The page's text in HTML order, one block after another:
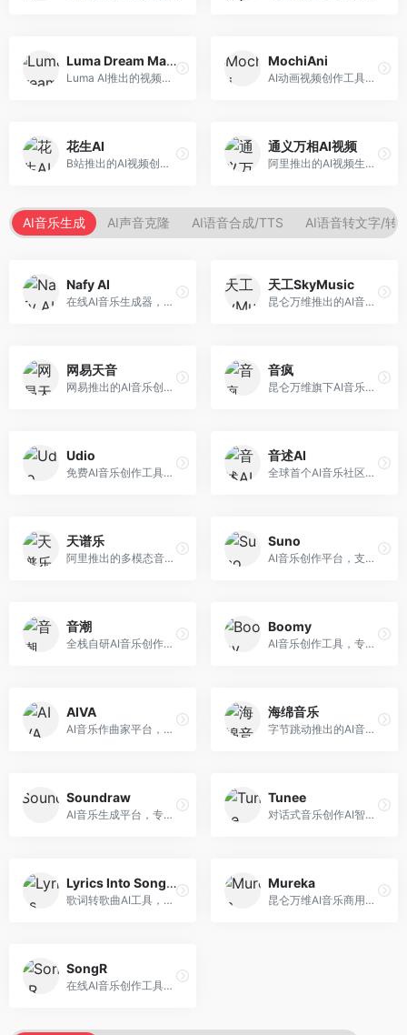
Luma Dream Machine
Luma AI推出的视频生成工具，专注于高质量视频创作。面向影视创作者和内容生产者，支持文生视频、图生视频，视频质量高，物理运动流畅自然。
MochiAni
AI动画视频创作工具，专注于动画内容生成。面向动画创作者和二次元内容生产者，支持动画风格视频生成，动画效果流畅，适合动漫内容创作。
花生AI
B站推出的AI视频创作工具，专注于短视频内容生成。面向B站创作者，支持视频生成、视频编辑等功能，与B站平台深度整合，创作效率高。
通义万相AI视频
阿里推出的AI视频生成服务，整合图像与视频创作能力。面向电商和营销从业者，支持商品视频生成、营销视频制作等服务，商业应用场景丰富。
AI音乐生成 AI声音克隆 AI语音合成/TTS AI语音转文字/转
Nafy AI
在线AI音乐生成器，专注于快速音乐创作。面向内容创作者，支持多种风格音乐生成，操作简便，生成速度快，适合快速配乐需求。
天工SkyMusic
昆仑万维推出的AI音乐创作平台，基于天工大模型。面向音乐创作者，支持歌词生成、旋律创作、音乐编曲等服务，中文音乐创作能力强。
网易天音
网易推出的AI音乐创作工具，支持作词、作曲与编曲。面向音乐爱好者和独立音乐人，提供歌词生成、旋律创作、编曲制作等服务，与网易云音乐生态深度整合。
音疯
昆仑万维旗下AI音乐创作平台，专注于音乐内容生成。面向音乐爱好者和内容创作者，提供多种风格音乐生成，操作简便，创作速度快。
Udio
免费AI音乐创作工具，专注于高质量音乐生成。面向音乐创作者和内容制作者，支持多种音乐风格生成，音质专业，创作自由度高，适合专业音乐制作场景。
音述AI
全球首个AI音乐社区平台，整合创作与分享功能。面向音乐创作者和爱好者，提供音乐创作、作品分享、社区交流等服务，社区氛围活跃。
天谱乐
阿里推出的多模态音乐生成平台，整合音频与文本理解能力。面向内容创作者，支持歌词生成、旋律创作、音乐编辑等服务，与阿里生态深度整合。
Suno
AI音乐创作平台，支持通过文字描述生成完整歌曲，包含歌词、旋律和人声。面向音乐爱好者、内容创作者和独立音乐人，操作门槛低，创作速度快，支持多种音乐风格，为音乐创作带来全新可能。
音潮
全栈自研AI音乐创作平台，支持从创作到发布的完整流程。面向独立音乐人和音乐工作室，提供作词作曲、编曲混音、音乐发布等服务，创作工具专业。
Boomy
AI音乐创作工具，专注于快速音乐生成与发布。面向音乐爱好者和业余创作者，支持一键生成原创音乐，可直接发布到音乐平台，创作门槛低。
AIVA
AI音乐作曲家平台，专注于古典和影视配乐创作。面向影视制作人和游戏开发者，提供原创音乐生成、配乐定制等服务，音乐风格专业，适合影视游戏配乐。
海绵音乐
字节跳动推出的AI音乐创作平台，支持多风格音乐生成。面向内容创作者和音乐爱好者，提供歌词创作、旋律生成、编曲制作等服务，创作效率高，适合短视频配乐。
Soundraw
AI音乐生成平台，专注于免版税音乐创作。面向视频创作者和内容制作者，提供背景音乐生成、音乐定制等服务，音乐版权清晰，适合视频配乐场景。
Tunee
对话式音乐创作AI智能体，支持自然语言交互创作。面向音乐爱好者，通过对话方式完成音乐创作，交互体验友好，创作过程直观。
Lyrics Into Song AI
歌词转歌曲AI工具，支持将歌词转化为完整歌曲。面向歌词创作者和音乐爱好者，提供歌词谱曲、编曲制作等服务，歌词音乐化效率高。
Mureka
昆仑万维AI音乐商用创作平台，专注于商业音乐授权。面向企业和商业用户，提供版权音乐生成、商用授权等服务，音乐版权清晰，商业应用安全。
SongR
在线AI音乐创作工具，支持歌词与旋律一体化生成。面向内容创作者和音乐爱好者，提供歌词创作、旋律生成、音乐制作等服务，操作简便，创作速度快。